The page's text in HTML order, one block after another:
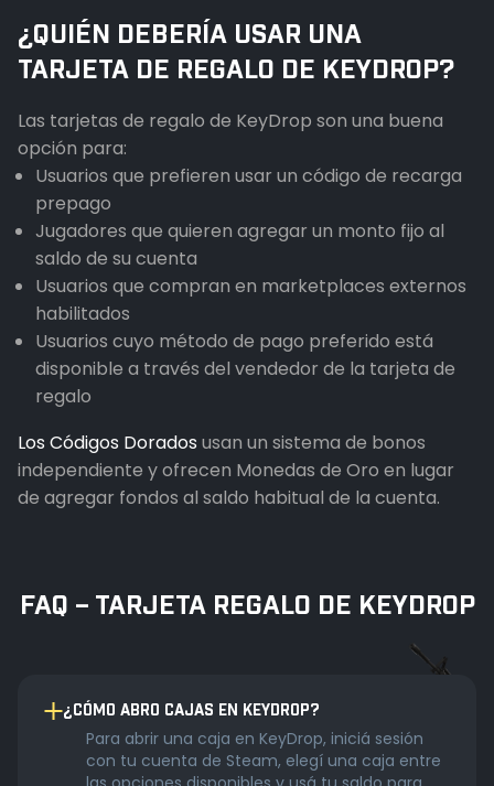
¿QUIÉN DEBERÍA USAR UNA
TARJETA DE REGALO DE KEYDROP?
Las tarjetas de regalo de KeyDrop son una buena
opción para:
Usuarios que prefieren usar un código de recarga
prepago
Jugadores que quieren agregar un monto fijo al
saldo de su cuenta
Usuarios que compran en marketplaces externos
habilitados
Usuarios cuyo método de pago preferido está
disponible a través del vendedor de la tarjeta de
regalo
Los Códigos Dorados usan un sistema de bonos
independiente y ofrecen Monedas de Oro en lugar
de agregar fondos al saldo habitual de la cuenta.
FAQ – TARJETA REGALO DE KEYDROP
¿CÓMO ABRO CAJAS EN KEYDROP?
Para abrir una caja en KeyDrop, iniciá sesión
con tu cuenta de Steam, elegí una caja entre